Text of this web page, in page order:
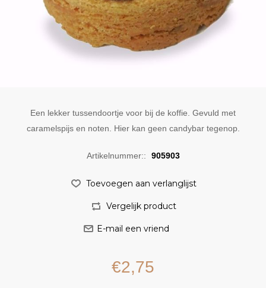
Een lekker tussendoortje voor bij de koffie. Gevuld met
caramelspijs en noten. Hier kan geen candybar tegenop.
Artikelnummer:: 905903
€2,75